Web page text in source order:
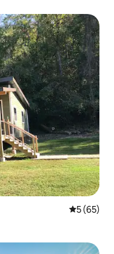
平均评分
5 (65)